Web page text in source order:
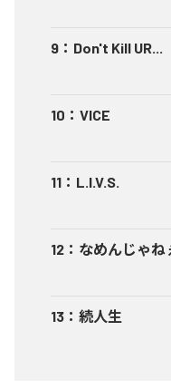
9 ： Don't Kill UR...
10 ： VICE
11 ： L.I.V.S.
12 ： なめんじゃね
13 ： 続人生